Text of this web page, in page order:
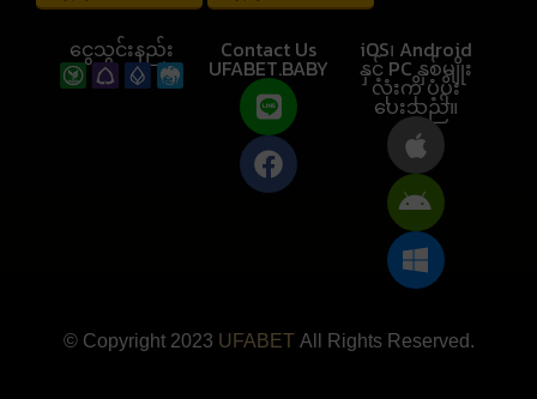
ငွေသွင်းနည်း Contact Us
UFABET.BABY
iOS၊ Android
နှင့် PC နှစ်မျိုး
လုံးကို ပံ့ပိုး
ပေးသည်။
© Copyright 2023 UFABETAll Rights Reserved.